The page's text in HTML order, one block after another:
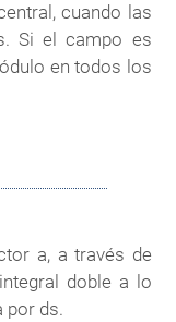
cuando las
Si el campo es
en todos los
a, a través de
doble a lo
por ds.